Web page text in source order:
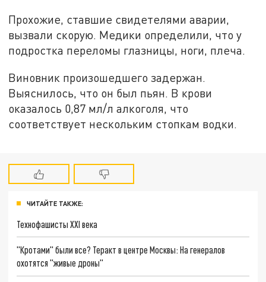
Прохожие, ставшие свидетелями аварии,
вызвали скорую. Медики определили, что у
подростка переломы глазницы, ноги, плеча.
Виновник произошедшего задержан.
Выяснилось, что он был пьян. В крови
оказалось 0,87 мл/л алкоголя, что
соответствует нескольким стопкам водки.
ЧИТАЙТЕ ТАКЖЕ:
Технофашисты XXI века
"Кротами" были все? Теракт в центре Москвы: На генералов
охотятся "живые дроны"